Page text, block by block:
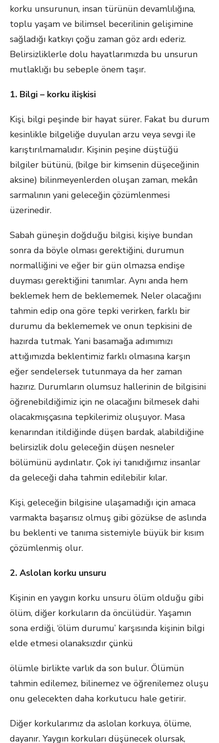
korku unsurunun, insan türünün devamlılığına,
toplu yaşam ve bilimsel becerilinin gelişimine
sağladığı katkıyı çoğu zaman göz ardı ederiz.
Belirsizliklerle dolu hayatlarımızda bu unsurun
mutlaklığı bu sebeple önem taşır.
1. Bilgi – korku ilişkisi
Kişi, bilgi peşinde bir hayat sürer. Fakat bu durum
kesinlikle bilgeliğe duyulan arzu veya sevgi ile
karıştırılmamalıdır. Kişinin peşine düştüğü
bilgiler bütünü, (bilge bir kimsenin düşeceğinin
aksine) bilinmeyenlerden oluşan zaman, mekân
sarmalının yani geleceğin çözümlenmesi
üzerinedir.
Sabah güneşin doğduğu bilgisi, kişiye bundan
sonra da böyle olması gerektiğini, durumun
normalliğini ve eğer bir gün olmazsa endişe
duyması gerektiğini tanımlar. Aynı anda hem
beklemek hem de beklememek. Neler olacağını
tahmin edip ona göre tepki verirken, farklı bir
durumu da beklememek ve onun tepkisini de
hazırda tutmak. Yani basamağa adımımızı
attığımızda beklentimiz farklı olmasına karşın
eğer sendelersek tutunmaya da her zaman
hazırız. Durumların olumsuz hallerinin de bilgisini
öğrenebildiğimiz için ne olacağını bilmesek dahi
olacakmışçasına tepkilerimiz oluşuyor. Masa
kenarından itildiğinde düşen bardak, alabildiğine
belirsizlik dolu geleceğin düşen nesneler
bölümünü aydınlatır. Çok iyi tanıdığımız insanlar
da geleceği daha tahmin edilebilir kılar.
Kişi, geleceğin bilgisine ulaşamadığı için amaca
varmakta başarısız olmuş gibi gözükse de aslında
bu beklenti ve tanıma sistemiyle büyük bir kısım
çözümlenmiş olur.
2. Aslolan korku unsuru
Kişinin en yaygın korku unsuru ölüm olduğu gibi
ölüm, diğer korkuların da öncülüdür. Yaşamın
sona erdiği, ‘ölüm durumu’ karşısında kişinin bilgi
elde etmesi olanaksızdır çünkü
ölümle birlikte varlık da son bulur. Ölümün
tahmin edilemez, bilinemez ve öğrenilemez oluşu
onu gelecekten daha korkutucu hale getirir.
Diğer korkularımız da aslolan korkuya, ölüme,
dayanır. Yaygın korkuları düşünecek olursak,